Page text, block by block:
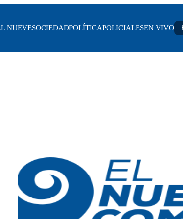
NUEVESOCIEDADPOLÍTICAPOLICIALESEN VIVO